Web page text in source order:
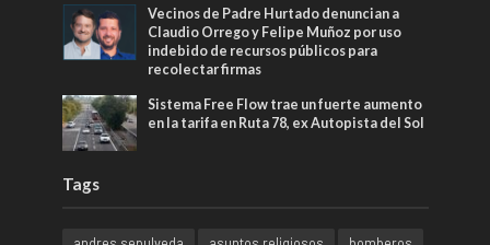
Vecinos de Padre Hurtado denuncian a
Claudio Orrego y Felipe Muñoz por uso
indebido de recursos públicos para
recolectar firmas
Sistema Free Flow trae un fuerte aumento
en la tarifa en Ruta 78, ex Autopista del Sol
Tags